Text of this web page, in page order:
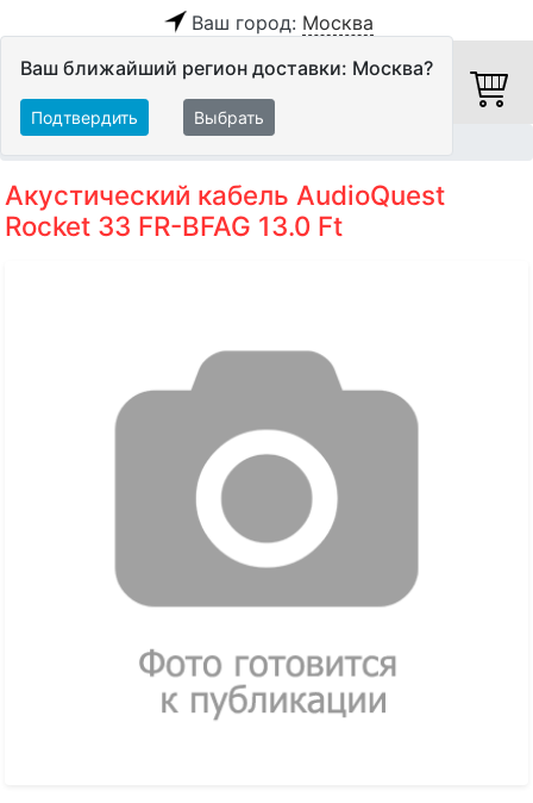
Ваш город: Москва
Ваш ближайший регион доставки: Москва?
Подтвердить Выбрать
Акустический кабель AudioQuest
Rocket 33 FR-BFAG 13.0 Ft